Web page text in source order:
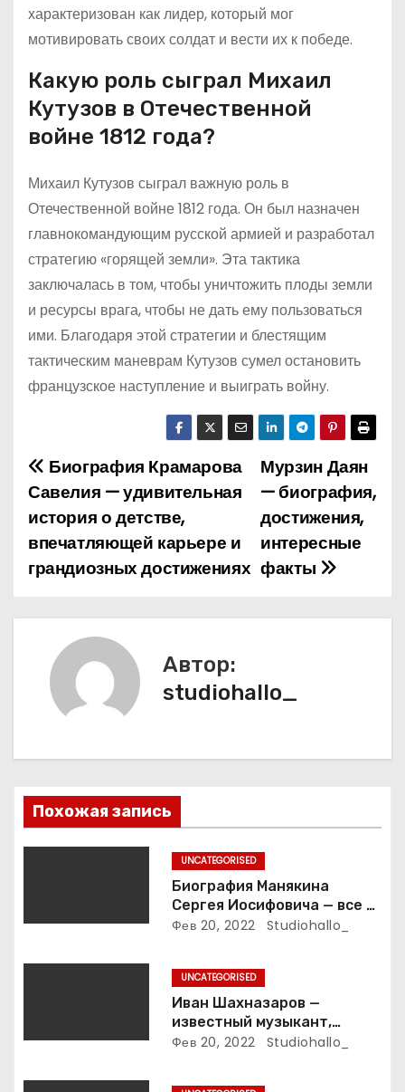
характеризован как лидер, который мог
мотивировать своих солдат и вести их к победе.
Какую роль сыграл Михаил
Кутузов в Отечественной
войне 1812 года?
Михаил Кутузов сыграл важную роль в
Отечественной войне 1812 года. Он был назначен
главнокомандующим русской армией и разработал
стратегию «горящей земли». Эта тактика
заключалась в том, чтобы уничтожить плоды земли
и ресурсы врага, чтобы не дать ему пользоваться
ими. Благодаря этой стратегии и блестящим
тактическим маневрам Кутузов сумел остановить
французское наступление и выиграть войну.
Н
а
в
и
г
п
о
а
п
с
я
Мурзин Даян
— биография,
достижения,
интересные
факты
Биография Крамарова
Савелия — удивительная
история о детстве,
впечатляющей карьере и
грандиозных достижениях
Автор:
studiohallo_
Похожая запись
UNCATEGORISED
Биография Манякина
Сергея Иосифовича — все о
ветеране футбола России!
Фев 20, 2022 Studiohallo_
UNCATEGORISED
Иван Шахназаров —
известный музыкант,
композитор и продюсер —
Фев 20, 2022 Studiohallo_